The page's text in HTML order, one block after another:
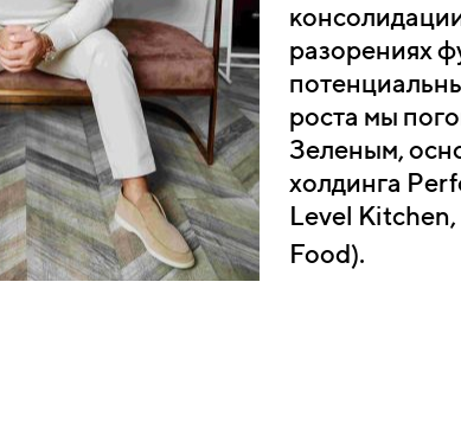
разорениях
роста мы
Зеленым,
холдинга
Level
Food).